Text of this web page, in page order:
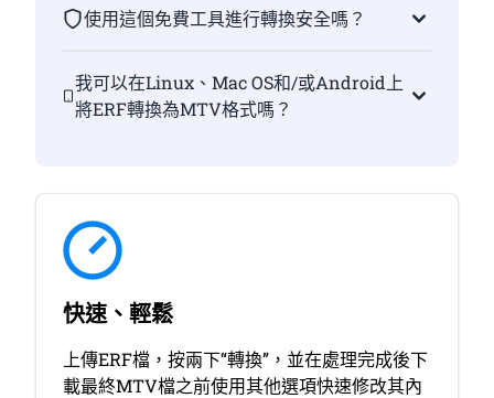
使用這個免費工具進行轉換安全嗎？
我可以在Linux、Mac OS和/或Android上
將ERF轉換為MTV格式嗎？
快速、輕鬆
上傳ERF檔，按兩下“轉換”，並在處理完成後下
載最終MTV檔之前使用其他選項快速修改其內